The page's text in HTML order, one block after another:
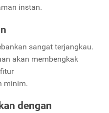
instan.
sangat terjangkau.
akan membengkak
minim.
dengan